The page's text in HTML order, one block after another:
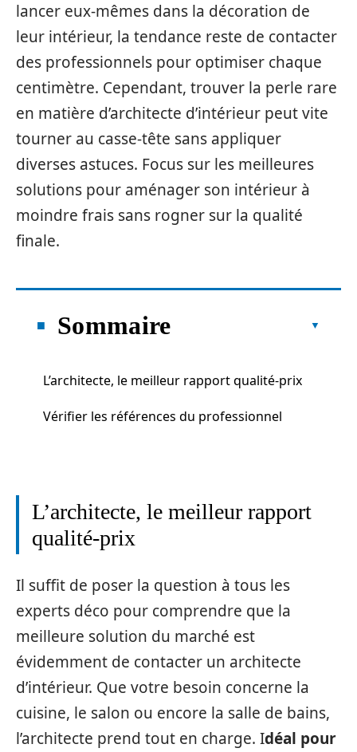
lancer eux-mêmes dans la décoration de
leur intérieur, la tendance reste de contacter
des professionnels pour optimiser chaque
centimètre. Cependant, trouver la perle rare
en matière d’architecte d’intérieur peut vite
tourner au casse-tête sans appliquer
diverses astuces. Focus sur les meilleures
solutions pour aménager son intérieur à
moindre frais sans rogner sur la qualité
finale.
Sommaire
L’architecte, le meilleur rapport qualité-prix
Vérifier les références du professionnel
L’architecte, le meilleur rapport
qualité-prix
Il suffit de poser la question à tous les
experts déco pour comprendre que la
meilleure solution du marché est
évidemment de contacter un architecte
d’intérieur. Que votre besoin concerne la
cuisine, le salon ou encore la salle de bains,
l’architecte prend tout en charge. Idéal pour